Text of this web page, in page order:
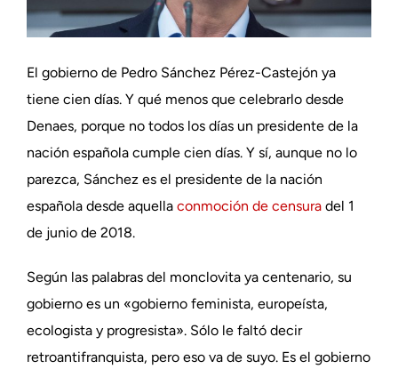
El gobierno de Pedro Sánchez Pérez-Castejón ya
tiene cien días. Y qué menos que celebrarlo desde
Denaes, porque no todos los días un presidente de la
nación española cumple cien días. Y sí, aunque no lo
parezca, Sánchez es el presidente de la nación
española desde aquella conmoción de censuradel 1
de junio de 2018.
Según las palabras del monclovita ya centenario, su
gobierno es un «gobierno feminista, europeísta,
ecologista y progresista». Sólo le faltó decir
retroantifranquista, pero eso va de suyo. Es el gobierno